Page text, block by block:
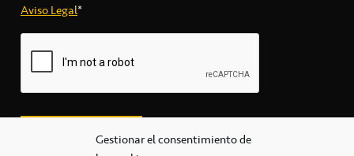
Gestionar el consentimiento de
Aviso Legal*